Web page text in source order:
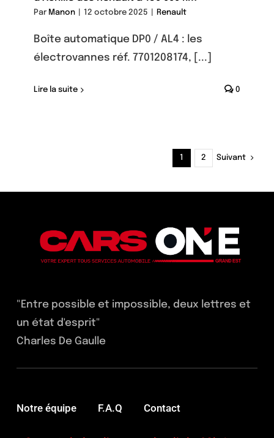
Par Manon 12 octobre 2025 Renault
Boîte automatique DP0 / AL4 : les
électrovannes réf. 7701208174, [...]
Lire la suite 0
1 2 Suivant
"Entre possible et impossible, deux lettres et
un état d'esprit"
Charles De Gaulle
Notre équipe F.A.Q Contact